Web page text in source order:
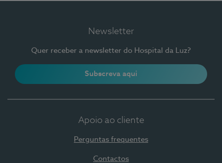
Newsletter
Quer receber a newsletter do Hospital da Luz?
Subscreva aqui
Apoio ao cliente
Perguntas frequentes
Contactos